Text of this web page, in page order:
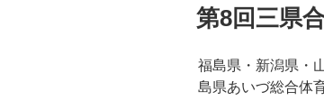
稿
日:
第8回三県
福島県・新潟県・
島県あいづ総合体